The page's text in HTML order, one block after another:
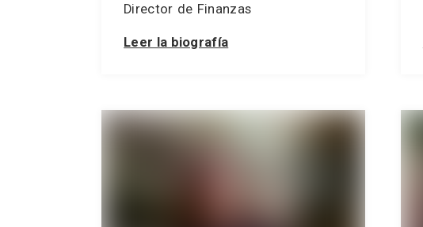
Director de Finanzas
Leer la biografía